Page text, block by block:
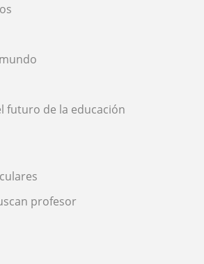
futuro de la educación
profesor